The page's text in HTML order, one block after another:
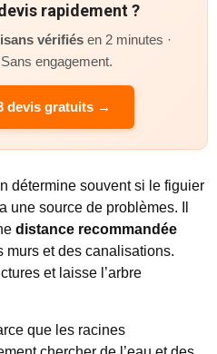
rapidement ?
vérifiésen 2 minutes ·
engagement.
devis gratuits →
détermine souvent si le figuier
une source de problèmes. Il
distance recommandée
murs et des canalisations.
et laisse l’arbre
que les racines